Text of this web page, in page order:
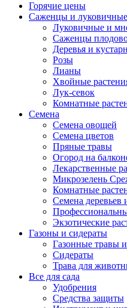
Горячие цены
Саженцы и луковичные
Луковичные и
Саженцы
Деревья и
Розы
Лианы
Хвойные
Лук-севок
Комнатные
Семена
Семена овощей
Семена цветов
Пряные травы
Огород на
Лекарственные
Микрозелень
Комнатные
Семена деревьев
Экзотические
Газоны и сидераты
Газонные травы
Сидераты
Трава для
Все для сада
Удобрения
Средства защиты